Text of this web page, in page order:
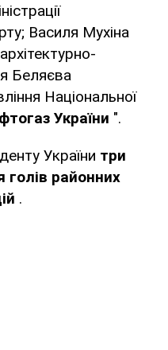
Василя Мухіна
Беляєва
Національної
України ".
України три
голів районних
.